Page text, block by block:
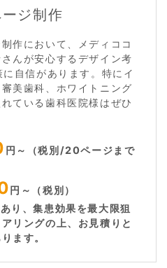
ジ制作
作において、メディココ
んが安心するデザイン考
自信があります。特にイ
美歯科、ホワイトニング
ている歯科医院様はぜひ
円～（税別/20ページまで
円～（税別）
り、集患効果を最大限狙
リングの上、お見積りと
ます。